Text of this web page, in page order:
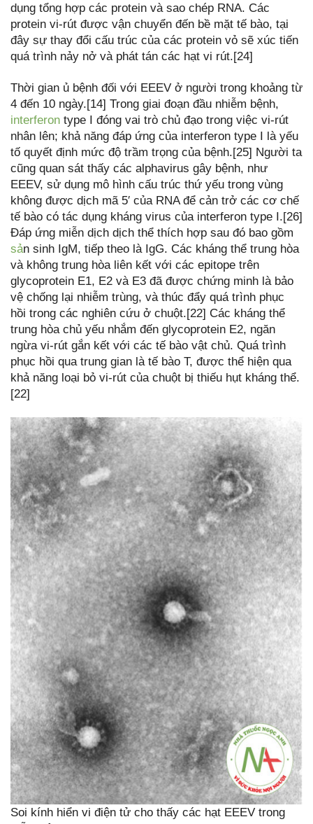
dụng tổng hợp các protein và sao chép RNA. Các
protein vi-rút được vận chuyển đến bề mặt tế bào, tại
đây sự thay đổi cấu trúc của các protein vỏ sẽ xúc tiến
quá trình nảy nở và phát tán các hạt vi rút.[24]
Thời gian ủ bệnh đối với EEEV ở người trong khoảng từ
4 đến 10 ngày.[14] Trong giai đoạn đầu nhiễm bệnh,
interferon type I đóng vai trò chủ đạo trong việc vi-rút
nhân lên; khả năng đáp ứng của interferon type I là yếu
tố quyết định mức độ trầm trọng của bệnh.[25] Người ta
cũng quan sát thấy các alphavirus gây bệnh, như
EEEV, sử dụng mô hình cấu trúc thứ yếu trong vùng
không được dịch mã 5′ của RNA để cản trở các cơ chế
tế bào có tác dụng kháng virus của interferon type I.[26]
Đáp ứng miễn dịch dịch thể thích hợp sau đó bao gồm
sản sinh IgM, tiếp theo là IgG. Các kháng thể trung hòa
và không trung hòa liên kết với các epitope trên
glycoprotein E1, E2 và E3 đã được chứng minh là bảo
vệ chống lại nhiễm trùng, và thúc đẩy quá trình phục
hồi trong các nghiên cứu ở chuột.[22] Các kháng thể
trung hòa chủ yếu nhắm đến glycoprotein E2, ngăn
ngừa vi-rút gắn kết với các tế bào vật chủ. Quá trình
phục hồi qua trung gian là tế bào T, được thể hiện qua
khả năng loại bỏ vi-rút của chuột bị thiếu hụt kháng thể.
[22]
Soi kính hiển vi điện tử cho thấy các hạt EEEV trong